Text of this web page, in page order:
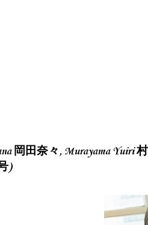
岡田奈々, Murayama Yuiri
)